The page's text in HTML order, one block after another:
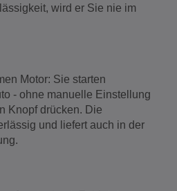
wird er Sie nie im
Motor: Sie starten
- ohne manuelle Einstellung
Knopf drücken. Die
und liefert auch in der